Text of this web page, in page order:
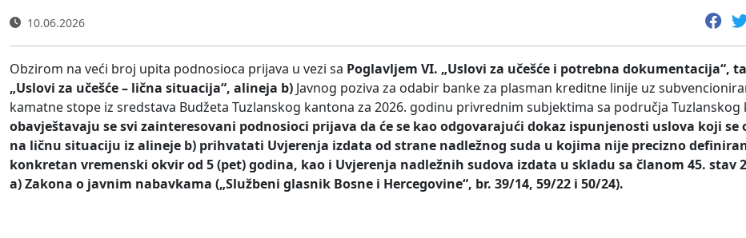
10.06.2026
Obzirom na veći broj upita podnosioca prijava u vezi sa Poglavljem VI. „Uslovi za učešće i potrebna dokumentacija“,
„Uslovi za učešće – lična situacija“, alineja b) Javnog poziva za odabir banke za plasman kreditne linije uz
kamatne stope iz sredstava Budžeta Tuzlanskog kantona za 2026. godinu privrednim subjektima sa područja Tuzlanskog
obavještavaju se svi zainteresovani podnosioci prijava da će se kao odgovarajući dokaz ispunjenosti uslova koji se
na ličnu situaciju iz alineje b) prihvatati Uvjerenja izdata od strane nadležnog suda u kojima nije precizno
konkretan vremenski okvir od 5 (pet) godina, kao i Uvjerenja nadležnih sudova izdata u skladu sa članom 45. stav
a) Zakona o javnim nabavkama („Službeni glasnik Bosne i Hercegovine“, br. 39/14, 59/22 i 50/24).